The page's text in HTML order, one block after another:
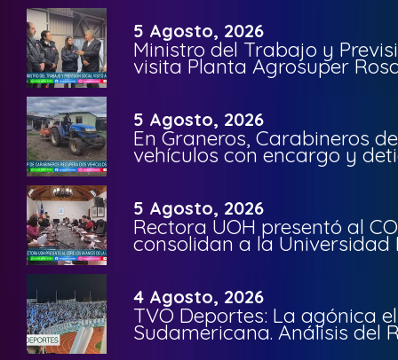
5 Agosto, 2026
Ministro del Trabajo y
visita Planta Agrosuper
5 Agosto, 2026
En Graneros, Carabineros
vehículos con encargo y
5 Agosto, 2026
Rectora UOH presentó al
consolidan a la Universidad
4 Agosto, 2026
TVO Deportes: La agónica
Sudamericana. Análisis del